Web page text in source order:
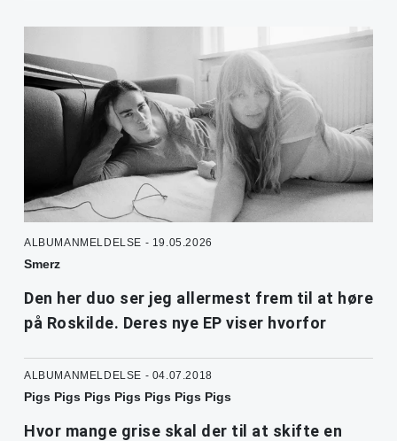
ALBUMANMELDELSE - 19.05.2026
Smerz
Den her duo ser jeg allermest frem til at høre
på Roskilde. Deres nye EP viser hvorfor
ALBUMANMELDELSE - 04.07.2018
Pigs Pigs Pigs Pigs Pigs Pigs Pigs
Hvor mange grise skal der til at skifte en